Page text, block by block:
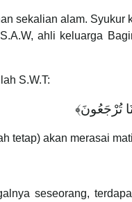
sekalian alam.
ahli keluarga
S.W.T:
﴾تُرْجَعُونَ
tetap) akan merasai
seseorang,